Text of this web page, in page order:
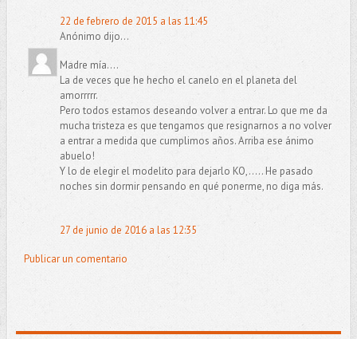
22 de febrero de 2015 a las 11:45
Anónimo dijo...
Madre mía....
La de veces que he hecho el canelo en el planeta del
amorrrrr.
Pero todos estamos deseando volver a entrar. Lo que me da
mucha tristeza es que tengamos que resignarnos a no volver
a entrar a medida que cumplimos años. Arriba ese ánimo
abuelo!
Y lo de elegir el modelito para dejarlo KO,..... He pasado
noches sin dormir pensando en qué ponerme, no diga más.
27 de junio de 2016 a las 12:35
Publicar un comentario